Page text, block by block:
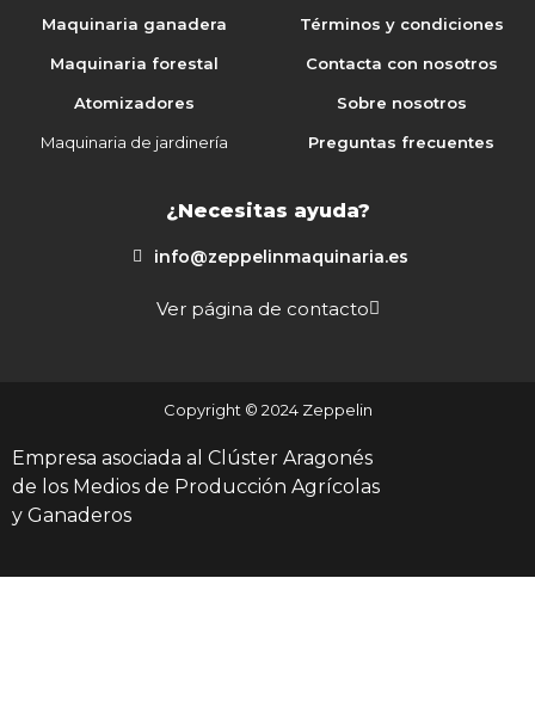
Maquinaria ganadera
Maquinaria forestal
Atomizadores
Maquinaria de jardinería
Términos y condiciones
Contacta con nosotros
Sobre nosotros
Preguntas frecuentes
¿Necesitas ayuda?
info@zeppelinmaquinaria.es
Ver página de contacto
Copyright © 2024 Zeppelin
Empresa asociada al Clúster Aragonés
de los Medios de Producción Agrícolas
y Ganaderos